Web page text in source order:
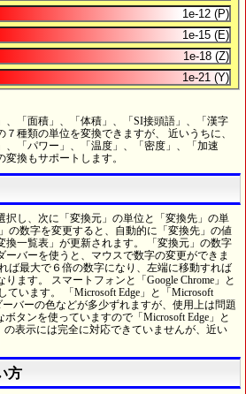
、「面積」、「体積」、「SI接頭語」、「漢字
種類の単位を変換できますが、 近いうちに、
、「パワー」、「温度」、「密度」、「加速
換もサポートします。
択し、次に「変換元」の単位と「変換先」の単
の数字を変更すると、自動的に「変換先」の値
換一覧表」が更新されます。 「変換元」の数字
ーバーを使うと、マウスで数字の変更ができま
ば最大で６倍の数字になり、左端に移動すれば
ます。 スマートフォンと「Google Chrome」と
Edge」と「Microsoft
ーバーの色などが多少ずれますが、使用上は問題
の表示には完全に対応できていませんが、近い
方